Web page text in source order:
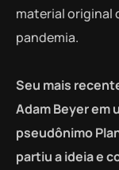
material original
pandemia.
Seu mais
Adam Beyer em
pseudônimo
partiu a ideia e